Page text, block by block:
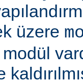
üzere